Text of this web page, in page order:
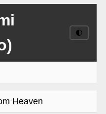
🌓
Heaven